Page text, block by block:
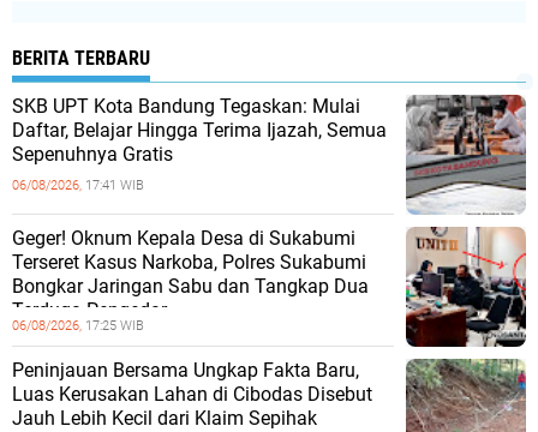
BERITA TERBARU
SKB UPT Kota Bandung Tegaskan: Mulai
Daftar, Belajar Hingga Terima Ijazah, Semua
Sepenuhnya Gratis
06/08/2026, 17:41 WIB
Geger! Oknum Kepala Desa di Sukabumi
Terseret Kasus Narkoba, Polres Sukabumi
Bongkar Jaringan Sabu dan Tangkap Dua
Terduga Pengedar
06/08/2026, 17:25 WIB
Peninjauan Bersama Ungkap Fakta Baru,
Luas Kerusakan Lahan di Cibodas Disebut
Jauh Lebih Kecil dari Klaim Sepihak